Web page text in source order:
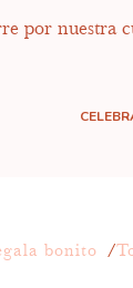
por nuestra
bonito